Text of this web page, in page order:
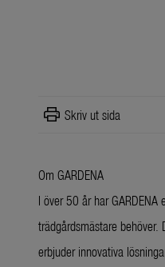
print Skriv ut sida
Om GARDENA
I över 50 år har
trädgårdsmästare
erbjuder innovativa